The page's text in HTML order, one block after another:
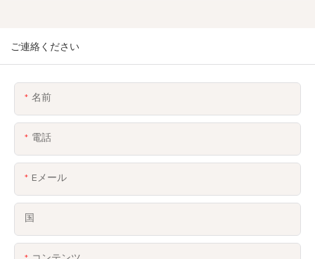
ご連絡ください
名前
電話
Eメール
国